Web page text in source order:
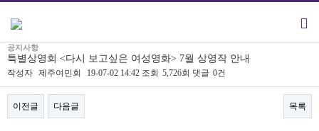
공지사항
특별상영회 <다시 보고싶은 여성영화> 7월 상영작 안내
작성자 제주여민회 19-07-02 14:42 조회 5,726회 댓글 0건
이전글 다음글 목록